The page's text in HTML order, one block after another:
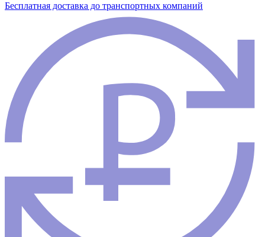
Бесплатная доставка до транспортных компаний